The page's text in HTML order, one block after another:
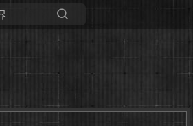
所有博客